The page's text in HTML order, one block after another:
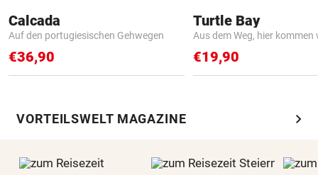
Calcada
Auf den portugiesischen Gehwegen
€36,90
Turtle Bay
Aus dem Weg, hier kommen
€19,90
VORTEILSWELT MAGAZINE chevron_right